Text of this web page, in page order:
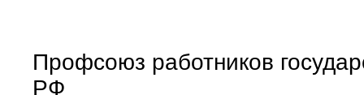
Профсоюз работников
РФ